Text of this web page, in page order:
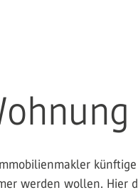
werden wollen.